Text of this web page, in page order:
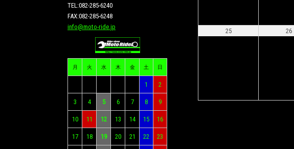
TEL:082-285-6240
FAX:082-285-6248
info@moto-ride.jp
月 火 水 木 金 土 日
1 2
3 4 5 6 7 8 9
10 11 12 13 14 15 16
17 18 19 20 21 22 23
25 26